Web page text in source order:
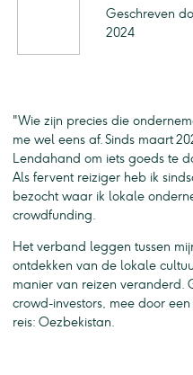
Geschreven
2024
"Wie zijn precies die
me wel eens af. Sinds maart
Lendahand om iets goeds te
Als fervent reiziger heb ik
bezocht waar ik lokale
crowdfunding.
Het verband leggen tussen
ontdekken van de lokale
manier van reizen veranderd.
crowd-investors, mee door
reis: Oezbekistan.